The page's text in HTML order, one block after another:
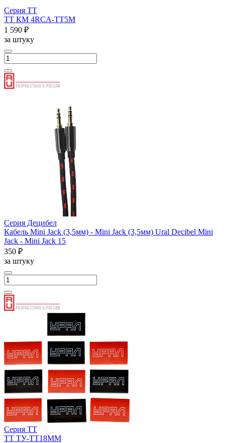
Серия ТТ
ТТ КМ 4RCA-ТТ5М
1 590 ₽
за штуку
Серия Децибел
Кабель Mini Jack (3,5мм) - Mini Jack (3,5мм) Ural Decibel Mini
Jack - Mini Jack 15
350 ₽
за штуку
Серия ТТ
ТТ ТУ-ТТ18ММ